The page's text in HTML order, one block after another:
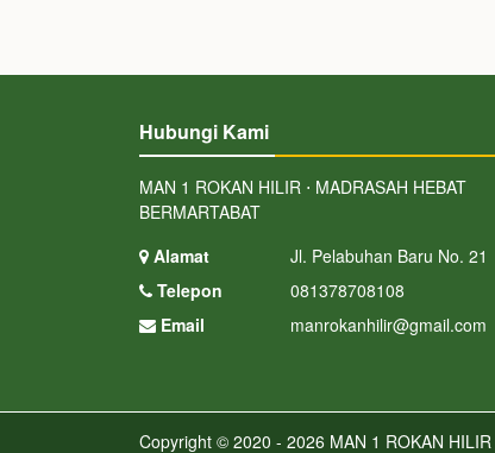
Hubungi Kami
MAN 1 ROKAN HILIR ⋅ MADRASAH HEBAT
BERMARTABAT
Alamat
Jl. Pelabuhan Baru No. 21
Telepon
081378708108
Email
manrokanhilir@gmail.com
Copyright © 2020 - 2026 MAN 1 ROKAN HILIR